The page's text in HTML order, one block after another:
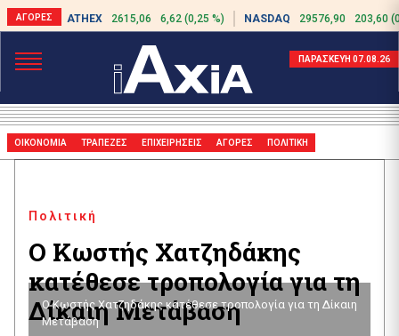
ATHEX 2615,06 6,62 (0,25 %) NASDAQ 29576,90 203,60
ΠΑΡΑΣΚΕΥΗ 07.08.26
ΟΙΚΟΝΟΜΙΑ ΤΡΑΠΕΖΕΣ ΕΠΙΧΕΙΡΗΣΕΙΣ ΑΓΟΡΕΣ ΠΟΛΙΤΙΚΗ
Πολιτική
Ο Κωστής Χατζηδάκης
κατέθεσε τροπολογία για τη
Δίκαιη Μετάβαση
Ο Κωστής Χατζηδάκης κατέθεσε τροπολογία για τη Δίκαιη
Μετάβαση